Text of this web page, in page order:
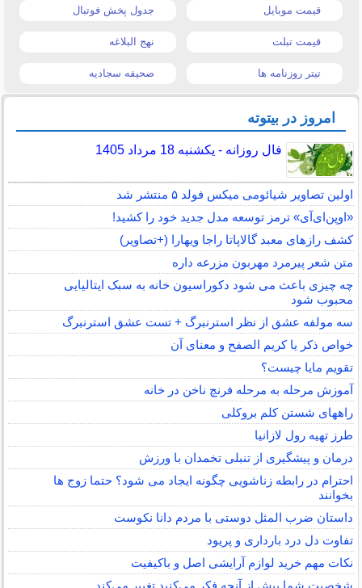
قیمت موبایل جدول پخش فوتبال
قیمت تبلت نهج البلاغه
تیتر روزنامه ها صحیفه سجادیه
امروز در بیتوته
فال روزانه - یکشنبه 18 مرداد 1405
اولین تصاویر شیائومی میکس فولد ۵ منتشر شد
«اوپن‌ای‌آی» ترمز توسعه مدل جدید خود را کشید!
کشف رازهای معبد گالاپاتا راجا ویهارا (+تصاویر)
متن شعر پیرمرد مهربون مزرعه داره
چه چیزی باعث می شود دکوراسیون خانه به سبک ایتالیایی
محبوب شود
سه مولفه عشق از نظر استرنبرگ + تست عشق استرنبرگ
خواص ذکر یا کریم الصفح و معنای آن
تقویم مایا چیست؟
آموزش مرحله به مرحله فرنچ ناخن در خانه
راههای شستن کلم بروکلی
طرز تهیه رول لازانیا
درمان و پیشگیری از تنبلی تخمدان با ورزش
احترام در رابطه زناشویی چگونه ایجاد می شود؟ حتما زوج ها
بخوانند
داستان ضرب المثل دوستی با مردم دانا نكوست
تفاوت دل درد بارداری و پریود
نکات مهم خرید لوازم آرایشی اصل و باکیفیت
شخصیت شما بیش از آنچه فکر می‌کنید تغییر می‌کند